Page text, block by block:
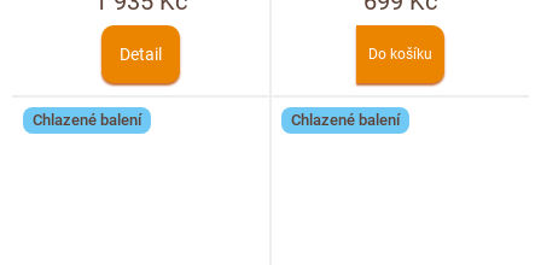
personalizace
Detail Do košíku
Chlazené balení Chlazené balení